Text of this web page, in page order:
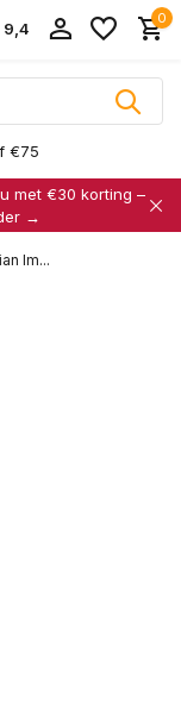
9,4
0
€75
met €30 korting –
→
Im...